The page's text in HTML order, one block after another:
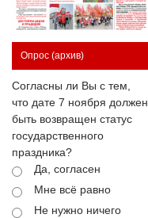
Опрос (архив)
Согласны ли Вы с тем,
что дате 7 ноября должен
быть возвращен статус
государственного
праздника?
Да, согласен
Мне всё равно
Не нужно ничего